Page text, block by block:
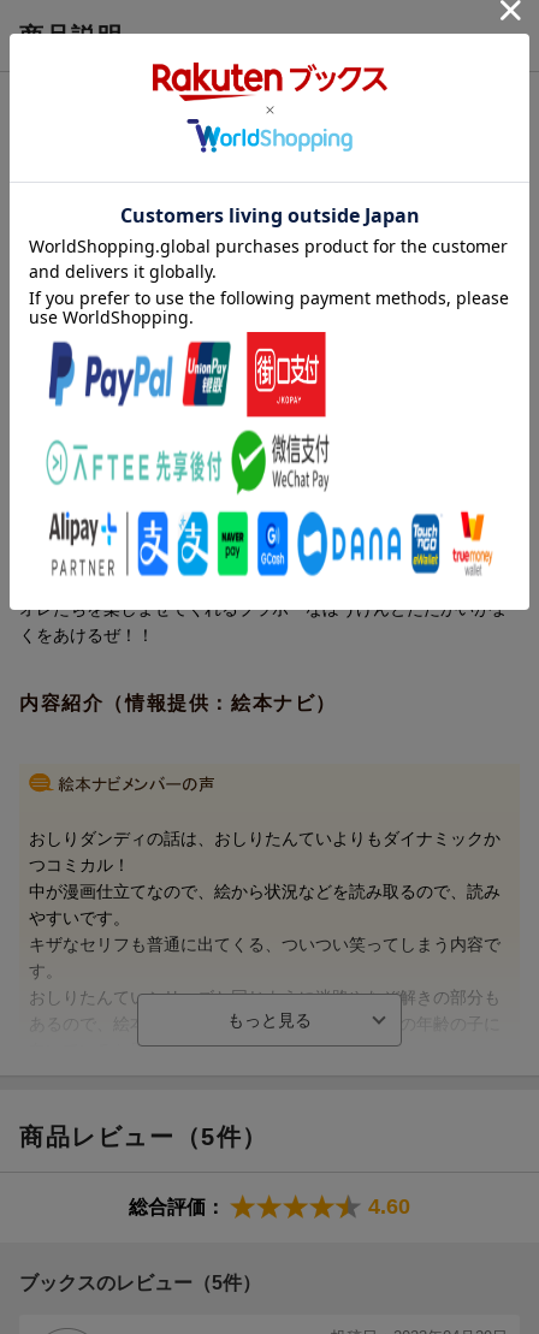
商品説明
第3弾はおばけやしきが舞台!
王様の別荘にある隠し部屋を探しにやってきた
おしりダンディとへーへー。
この別荘にはいや〜な噂が。
それはおばけが出現するというのだ。
果たして、ダンディたちはおばけに見つからず
王様のお宝を発見することはできるのか!?
＜あらすじ＞
カーバ王の お宝がねむる
大きな おやしきがありました。
出るという うわさがあり…。
おしりダンディが 今回の ぼうけんも
ププッと クリアします。
内容紹介（「BOOK」データベースより）
今回は…「アラチンふたたび！！」「おばけやしきのなぞ！」
「そらとぶおばけ」「ブラボーなライバル」の４つのお話だぜ。
オレたちを楽しませてくれるブラボーなぼうけんとたたかいがま
くをあけるぜ！！
内容紹介（情報提供：絵本ナビ）
おしりダンディの話は、おしりたんていよりもダイナミックか
つコミカル！
中が漫画仕立てなので、絵から状況などを読み取るので、読み
やすいです。
キザなセリフも普通に出てくる、ついつい笑ってしまう内容で
す。
おしりたんていシリーズと同じように迷路やなぞ解きの部分も
あるので、絵本から児童書へ移行する途中くらいの年齢の子に
向いていると思います。
商品レビュー（5件）
総合評価： 4.60
ブックスのレビュー（5件）